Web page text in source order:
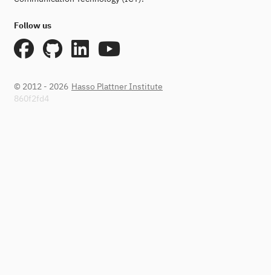
Follow us
© 2012 - 2026 Hasso Plattner Institute
860f2fd4